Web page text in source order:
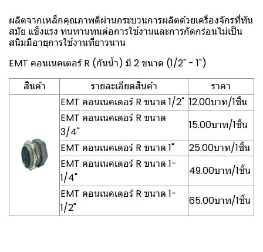
ผลิตจากเหล็กคุณภาพดีผ่านกระบวนการผลิตด้วยเครื่องจักรที่ทัน
สมัย แข็งแรง ทนทานทนต่อการใช้งานและการกัดกร่อนไม่เป็น
สนิมมีอายุการใช้งานที่ยาวนาน
EMT คอนเนคเตอร์ R (กันน้ำ) มี 2 ขนาด (1/2" - 1")
สินค้า
รายละเอียดสินค้า
ราคา
EMT คอนเนคเตอร์ R ขนาด 1/2" 12.00บาท/1ชิ้น
EMT คอนเนคเตอร์ R ขนาด
3/4"
15.00บาท/1ชิ้น
EMT คอนเนคเตอร์ R ขนาด 1"
25.00บาท/1ชิ้น
EMT คอนเนคเตอร์ R ขนาด 1-
1/4"
49.00บาท/1ชิ้น
EMT คอนเนคเตอร์ R ขนาด 1-
1/2"
65.00บาท/1ชิ้น